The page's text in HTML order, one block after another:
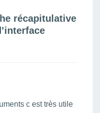
récapitulative
c est très utile